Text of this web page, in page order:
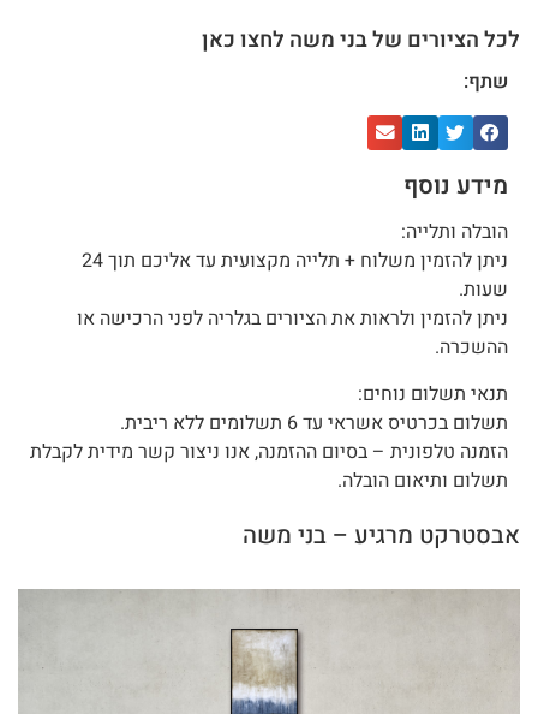
לכל הציורים של בני משה לחצו כאן
שתף:
מידע נוסף
הובלה ותלייה:
ניתן להזמין משלוח + תלייה מקצועית עד אליכם תוך 24
שעות.
ניתן להזמין ולראות את הציורים בגלריה לפני הרכישה או
ההשכרה.
תנאי תשלום נוחים:
תשלום בכרטיס אשראי עד 6 תשלומים ללא ריבית.
הזמנה טלפונית – בסיום ההזמנה, אנו ניצור קשר מידית לקבלת
תשלום ותיאום הובלה.
אבסטרקט מרגיע – בני משה